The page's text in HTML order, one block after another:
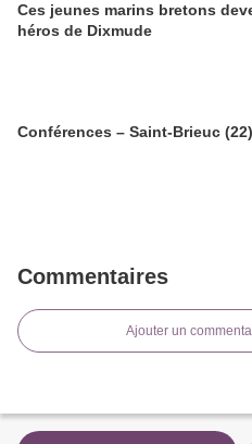
Ces jeunes marins bretons
héros de Dixmude
Conférences – Saint-Brieuc (22)
Commentaires
Ajouter un